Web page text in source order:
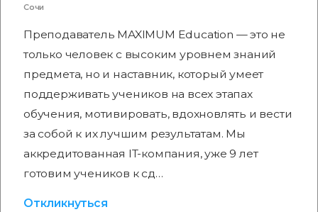
Сочи
Преподаватель MAXIMUM Education — это не
только человек с высоким уровнем знаний
предмета, но и наставник, который умеет
поддерживать учеников на всех этапах
обучения, мотивировать, вдохновлять и вести
за собой к их лучшим результатам. Мы
аккредитованная IT-компания, уже 9 лет
готовим учеников к сд…
Откликнуться